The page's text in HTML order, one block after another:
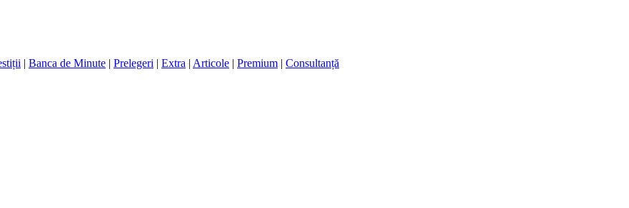
| Banca de Minute | Prelegeri | Extra | Articole | Premium | Consultanță